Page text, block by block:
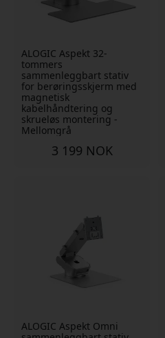
ALOGIC Aspekt 32-
tommers
sammenleggbart stativ
for berøringsskjerm med
magnetisk
kabelhåndtering og
skrueløs montering -
Mellomgrå
3 199 NOK
ALOGIC Aspekt Omni